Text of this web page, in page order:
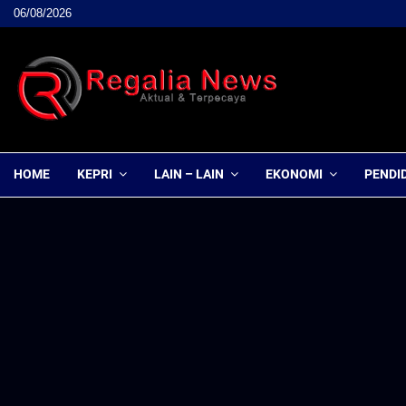
06/08/2026
HOME KEPRI LAIN – LAIN EKONOMI